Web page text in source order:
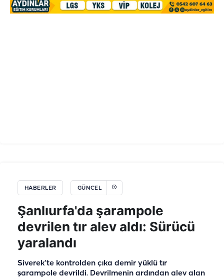
HABERLER GÜNCEL
Şanlıurfa'da şarampole
devrilen tır alev aldı: Sürücü
yaralandı
Siverek’te kontrolden çıka demir yüklü tır
şarampole devrildi. Devrilmenin ardından alev alan